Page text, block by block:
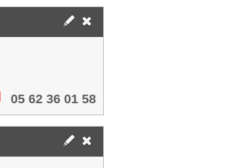
05 62 36 01 58